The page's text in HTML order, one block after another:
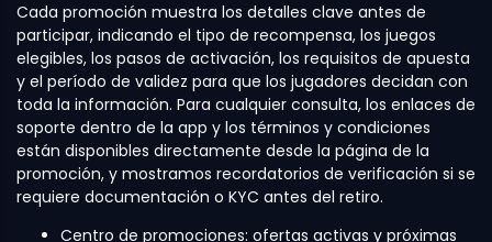
Cada promoción muestra los detalles clave antes de
participar, indicando el tipo de recompensa, los juegos
elegibles, los pasos de activación, los requisitos de apuesta
y el período de validez para que los jugadores decidan con
toda la información. Para cualquier consulta, los enlaces de
soporte dentro de la app y los términos y condiciones
están disponibles directamente desde la página de la
promoción, y mostramos recordatorios de verificación si se
requiere documentación o KYC antes del retiro.
Centro de promociones: ofertas activas y próximas